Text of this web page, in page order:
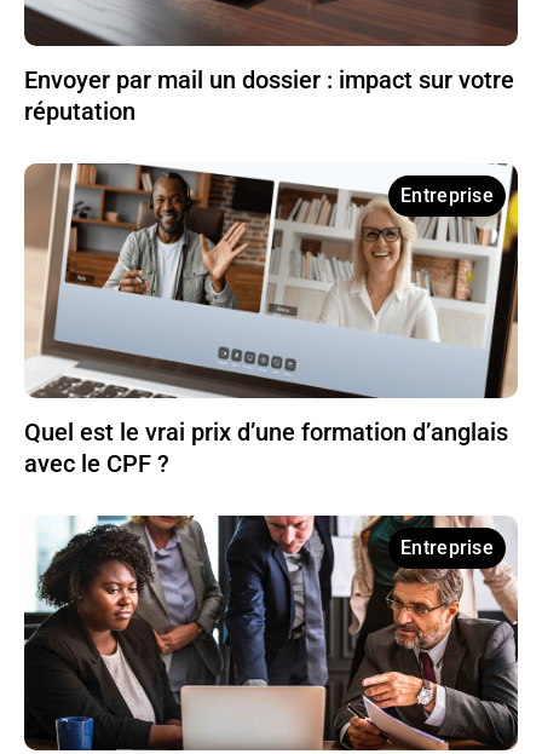
Envoyer par mail un dossier : impact sur votre
réputation
Entreprise
Quel est le vrai prix d’une formation d’anglais
avec le CPF ?
Entreprise